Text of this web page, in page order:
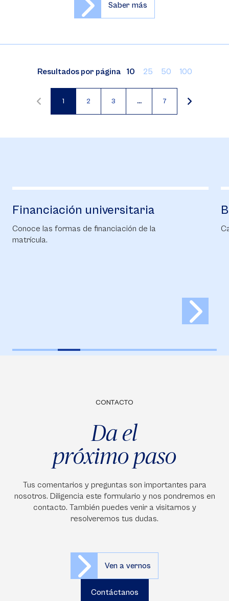
Saber más
Resultados por página 10 25 50 100
Página
actual
1
Página
2
Página
3 … 7
Financiación universitaria
Conoce las formas de financiación de la
matrícula.
CONTACTO
Da el
próximo paso
Tus comentarios y preguntas son importantes para
nosotros. Diligencia este formulario y nos pondremos en
contacto. También puedes venir a visitarnos y
resolveremos tus dudas.
Ven a vernos
Contáctanos